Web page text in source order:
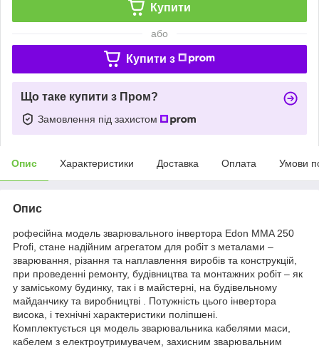
Купити
або
Купити з
Що таке купити з Пром?
Замовлення під захистом
Опис Характеристики Доставка Оплата Умови
Опис
рофесійна модель зварювального інвертора Edon MMA 250
Profi, стане надійним агрегатом для робіт з металами –
зварювання, різання та наплавлення виробів та конструкцій,
при проведенні ремонту, будівництва та монтажних робіт – як
у заміському будинку, так і в майстерні, на будівельному
майданчику та виробництві . Потужність цього інвертора
висока, і технічні характеристики поліпшені.
Комплектується ця модель зварювальника кабелями маси,
кабелем з електроутримувачем, захисним зварювальним